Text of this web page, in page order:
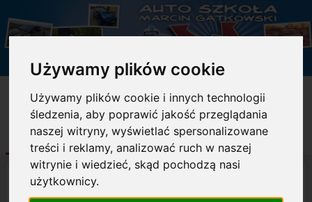
Używamy plików cookie
Używamy plików cookie i innych technologii
śledzenia, aby poprawić jakość przeglądania
naszej witryny, wyświetlać spersonalizowane
treści i reklamy, analizować ruch w naszej
witrynie i wiedzieć, skąd pochodzą nasi
użytkownicy.
o szkole
OPINIE
kursantów
i terminy
dodatkowe
AKTUALNOŚCI
i newsy
⚠️PRAWO JAZDY OD 17 LAT – CO